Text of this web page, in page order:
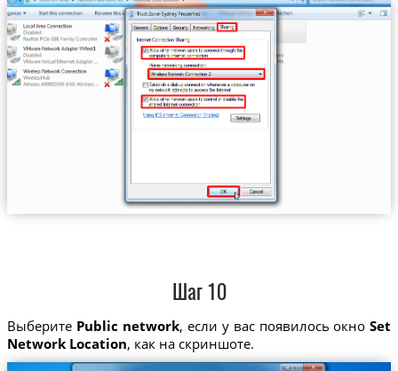
Шаг 10
Выберите Public network, если у вас появилось окноSet
Network Location, как на скриншоте.